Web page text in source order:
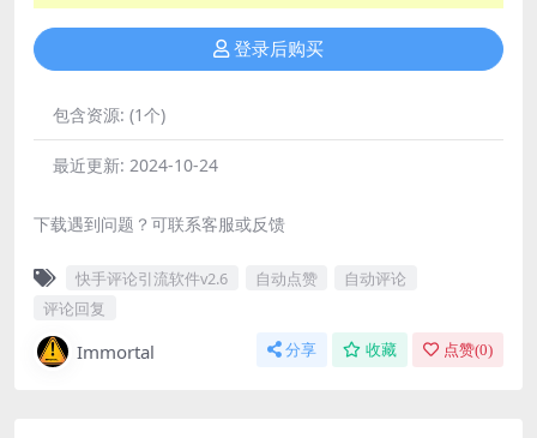
登录后购买
包含资源: (1个)
最近更新: 2024-10-24
下载遇到问题？可联系客服或反馈
快手评论引流软件v2.6 自动点赞
自动评论
评论回复
Immortal 分享 收藏 点赞(0)